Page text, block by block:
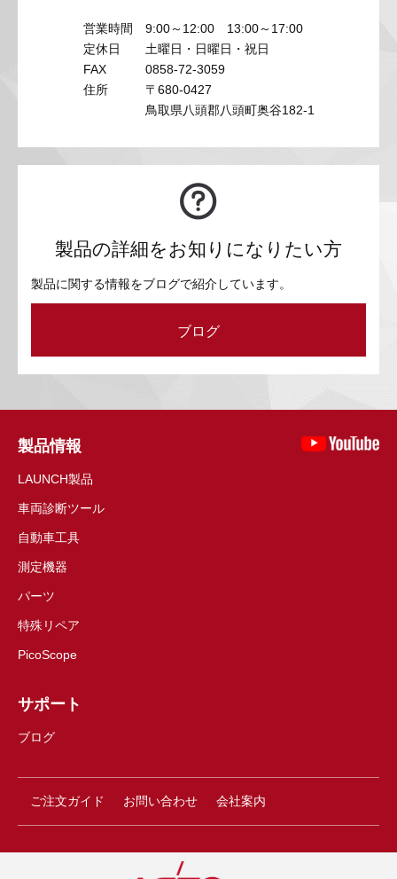
営業時間
9:00～12:00 13:00～17:00
定休日
土曜日・日曜日・祝日
FAX
0858-72-3059
住所
〒680-0427
鳥取県八頭郡八頭町奥谷182-1
製品の詳細をお知りになりたい方
製品に関する情報をブログで紹介しています。
ブログ
製品情報
LAUNCH製品
車両診断ツール
自動車工具
測定機器
パーツ
特殊リペア
PicoScope
サポート
ブログ
ご注文ガイド お問い合わせ 会社案内